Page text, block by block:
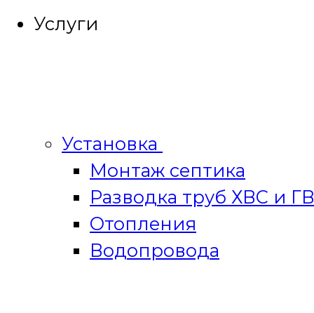
Услуги
Установка
Монтаж септика
Разводка труб ХВС и
Отопления
Водопровода